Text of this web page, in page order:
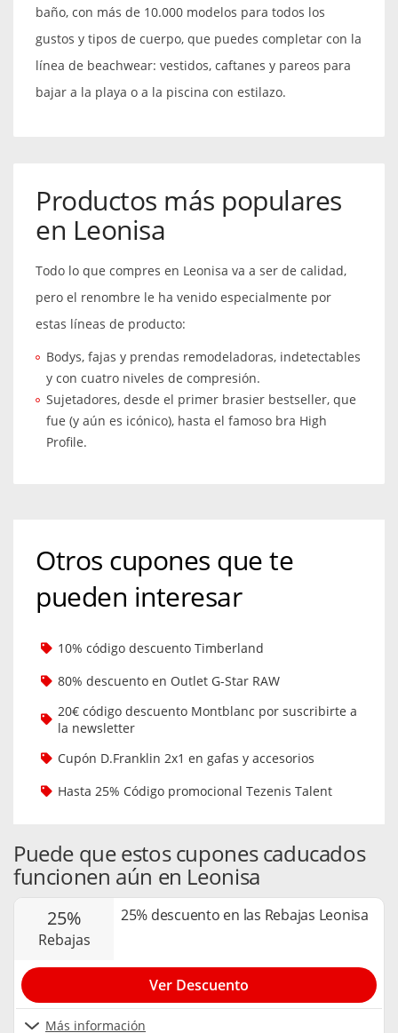
baño, con más de 10.000 modelos para todos los
gustos y tipos de cuerpo, que puedes completar con la
línea de beachwear: vestidos, caftanes y pareos para
bajar a la playa o a la piscina con estilazo.
Productos más populares
en Leonisa
Todo lo que compres en Leonisa va a ser de calidad,
pero el renombre le ha venido especialmente por
estas líneas de producto:
Bodys, fajas y prendas remodeladoras, indetectables
y con cuatro niveles de compresión.
Sujetadores, desde el primer brasier bestseller, que
fue (y aún es icónico), hasta el famoso bra High
Profile.
Otros cupones que te
pueden interesar
10% código descuento Timberland
80% descuento en Outlet G-Star RAW
20€ código descuento Montblanc por suscribirte a
la newsletter
Cupón D.Franklin 2x1 en gafas y accesorios
Hasta 25% Código promocional Tezenis Talent
Puede que estos cupones caducados
funcionen aún en Leonisa
25%
rebajas
25% descuento en las Rebajas Leonisa
Más información
Ver Descuento